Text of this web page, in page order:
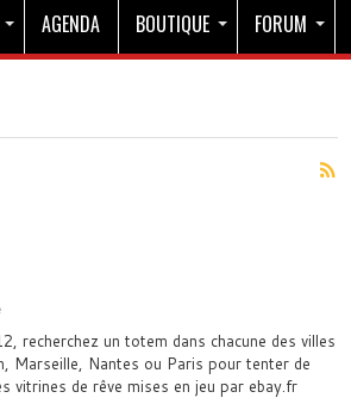
AGENDA BOUTIQUE FORUM
recherchez un totem dans chacune des villes
Marseille, Nantes ou Paris pour tenter de
vitrines de rêve mises en jeu par ebay.fr